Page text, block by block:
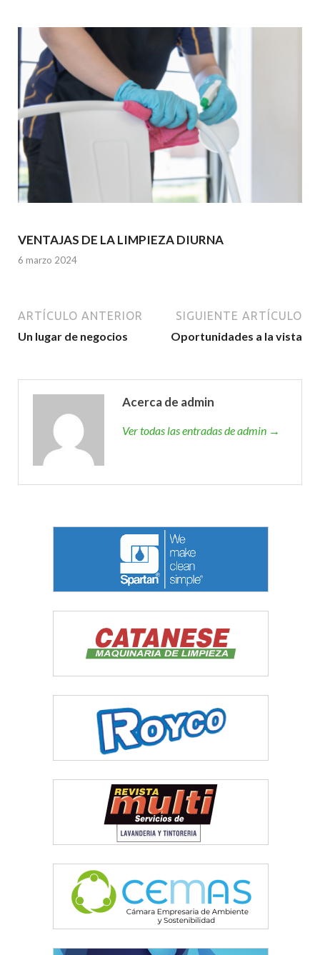
VENTAJAS DE LA LIMPIEZA DIURNA
6 marzo 2024
ARTÍCULO ANTERIOR
Un lugar de negocios
SIGUIENTE ARTÍCULO
Oportunidades a la vista
Acerca de admin
Ver todas las entradas de admin →